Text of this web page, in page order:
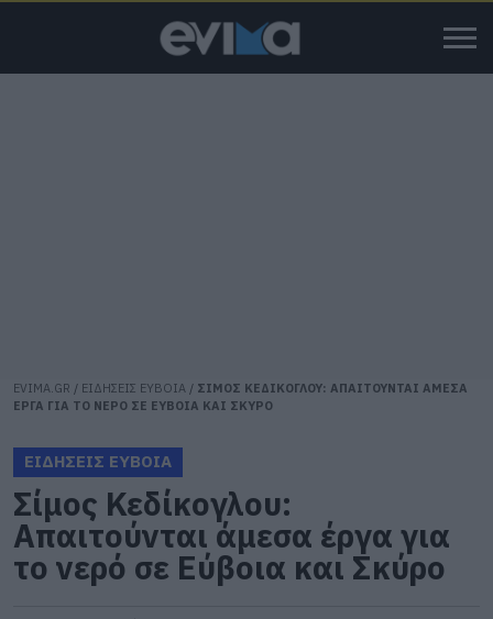
EVIMA.GR / ΕΙΔΗΣΕΙΣ ΕΥΒΟΙΑ / ΣΙΜΟΣ ΚΕΔΙΚΟΓΛΟΥ: ΑΠΑΙΤΟΥΝΤΑΙ ΑΜΕΣΑ
ΕΡΓΑ ΓΙΑ ΤΟ ΝΕΡΟ ΣΕ ΕΥΒΟΙΑ ΚΑΙ ΣΚΥΡΟ
ΕΙΔΗΣΕΙΣ ΕΥΒΟΙΑ
Σίμος Κεδίκογλου:
Απαιτούνται άμεσα έργα για
το νερό σε Εύβοια και Σκύρο